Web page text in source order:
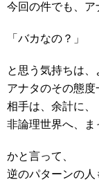
今回の件でも、ア
「バカなの？」
と思う気持ちは、
アナタのその態度
相手は、余計に、
非論理世界へ、ま
かと言って、
逆のパターンの人